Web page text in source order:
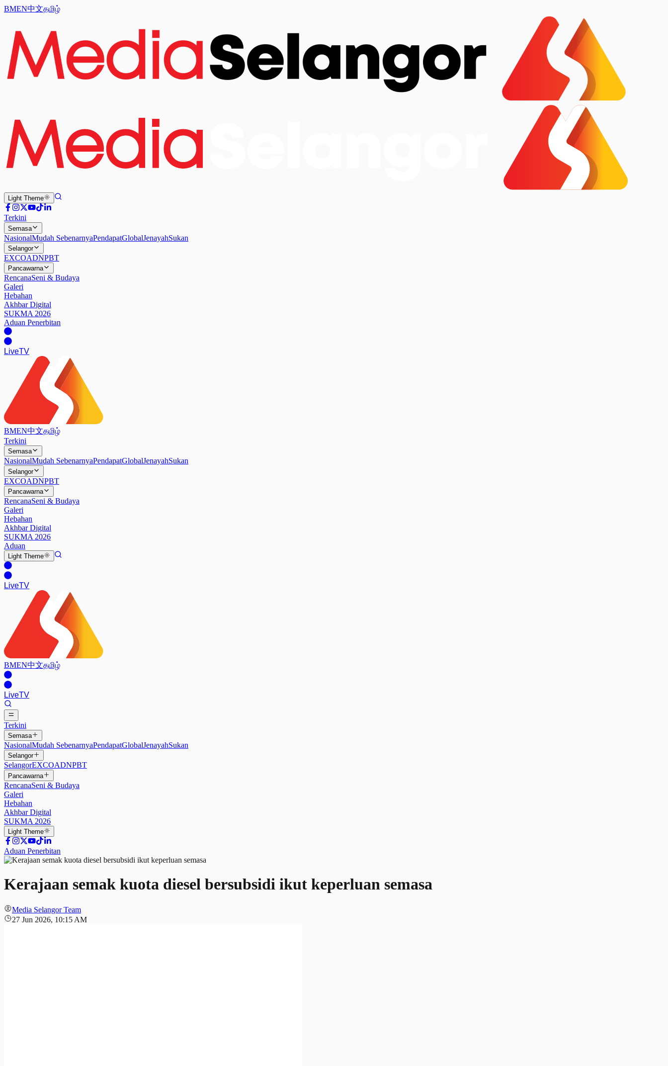
BMEN中文தமிழ்
Light Theme
Terkini
Semasa
NasionalMudah SebenarnyaPendapatGlobalJenayahSukan
Selangor
EXCOADNPBT
Pancawarna
RencanaSeni & Budaya
Galeri
Hebahan
Akhbar Digital
SUKMA 2026
Aduan Penerbitan
LiveTV
BMEN中文தமிழ்
Terkini
Semasa
NasionalMudah SebenarnyaPendapatGlobalJenayahSukan
Selangor
EXCOADNPBT
Pancawarna
RencanaSeni & Budaya
Galeri
Hebahan
Akhbar Digital
SUKMA 2026
Aduan
Light Theme
LiveTV
BMEN中文தமிழ்
LiveTV
Terkini
Semasa
NasionalMudah SebenarnyaPendapatGlobalJenayahSukan
Selangor
SelangorEXCOADNPBT
Pancawarna
RencanaSeni & Budaya
Galeri
Hebahan
Akhbar Digital
SUKMA 2026
Light Theme
Aduan Penerbitan
Kerajaan semak kuota diesel bersubsidi ikut keperluan semasa
Media Selangor Team
27 Jun 2026, 10:15 AM